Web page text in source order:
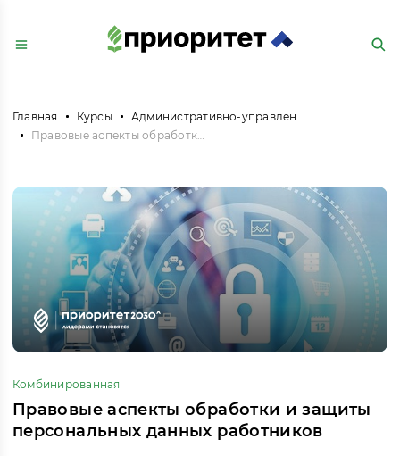
Главная Курсы
Административно-управленческая и офисная деятельность
Правовые аспекты обработки и защиты персональных данных работников
Комбинированная
Правовые аспекты обработки и защиты
персональных данных работников